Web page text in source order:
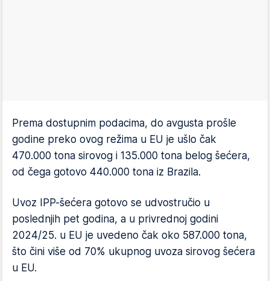
Prema dostupnim podacima, do avgusta prošle
godine preko ovog režima u EU je ušlo čak
470.000 tona sirovog i 135.000 tona belog šećera,
od čega gotovo 440.000 tona iz Brazila.
Uvoz IPP-šećera gotovo se udvostručio u
poslednjih pet godina, a u privrednoj godini
2024/25. u EU je uvedeno čak oko 587.000 tona,
što čini više od 70% ukupnog uvoza sirovog šećera
u EU.